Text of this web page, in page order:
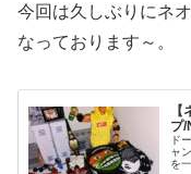
今回は久しぶりにネ
なっております～。
プ/
ド
ャ
を